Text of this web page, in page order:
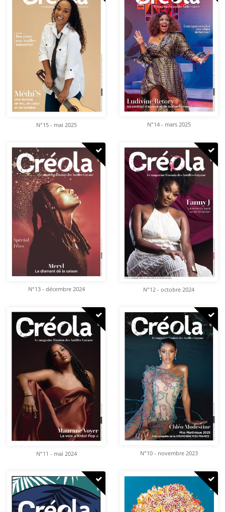
N°15 - mai 2025 N°14 - mars 2025
N°13 - décembre 2024 N°12 - octobre 2024
N°11 - mai 2024 N°10 - novembre 2023